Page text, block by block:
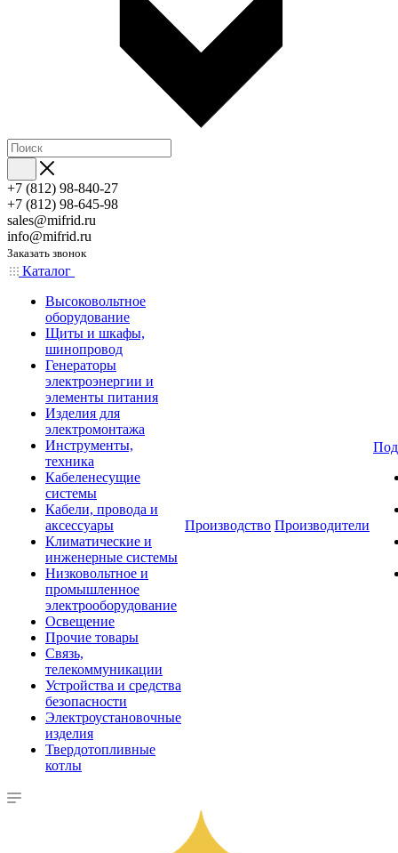
+7 (812) 98-840-27
+7 (812) 98-645-98
sales@mifrid.ru
info@mifrid.ru
Заказать звонок
Каталог
Высоковольтное
оборудование
Щиты и шкафы,
шинопровод
Генераторы
электроэнергии и
элементы питания
Изделия для
электромонтажа
Инструменты,
техника
Кабеленесущие
системы
Кабели, провода и
аксессуары
Климатические и
инженерные системы
Низковольтное и
промышленное
электрооборудование
Освещение
Прочие товары
Связь,
телекоммуникации
Устройства и средства
безопасности
Электроустановочные
изделия
Твердотопливные
котлы
Производство Производители